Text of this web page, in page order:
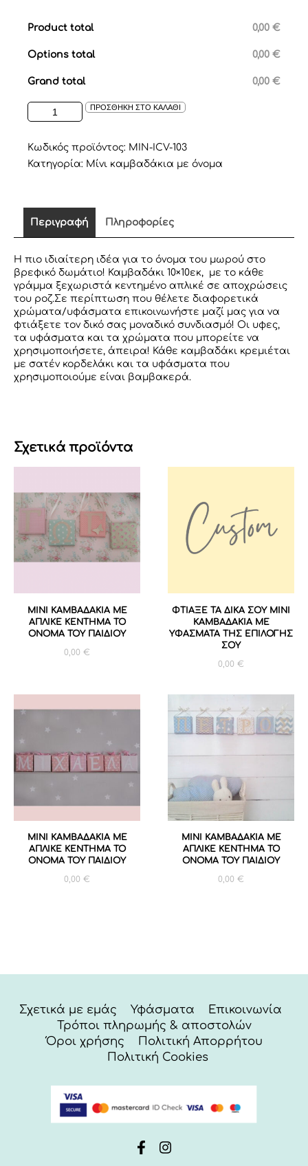
Product total 0,00 €
Options total 0,00 €
Grand total 0,00 €
ΜΙΝΙ
ΚΑΜΒΑΔΑΚΙΑ
ΑΠΛΙΚΕ
ΚΕΝΤΗΜΑ
ποσότητα
ΠΡΟΣΘΗΚΗ ΣΤΟ ΚΑΛΑΘΙ
Κωδικός προϊόντος: MIN-ICV-103
Κατηγορία: Μίνι καμβαδάκια με όνομα
Περιγραφή Πληροφορίες
Η πιο ιδιαίτερη ιδέα για το όνομα του μωρού στο
βρεφικό δωμάτιο! Καμβαδάκι 10×10εκ, με το κάθε
γράμμα ξεχωριστά κεντημένο απλικέ σε αποχρώσεις
του ροζ.Σε περίπτωση που θέλετε διαφορετικά
χρώματα/υφάσματα επικοινωνήστε μαζί μας για να
φτιάξετε τον δικό σας μοναδικό συνδιασμό! Οι υφες,
τα υφάσματα και τα χρώματα που μπορείτε να
χρησιμοποιήσετε, άπειρα! Κάθε καμβαδάκι κρεμιέται
με σατέν κορδελάκι και τα υφάσματα που
χρησιμοποιούμε είναι βαμβακερά.
Σχετικά προϊόντα
ΜΙΝΙ ΚΑΜΒΑΔΑΚΙΑ ΜΕ
ΑΠΛΙΚΕ ΚΕΝΤΗΜΑ ΤΟ
ΟΝΟΜΑ ΤΟΥ ΠΑΙΔΙΟΥ
0,00 €
ΦΤΙΑΞΕ ΤΑ ΔΙΚΑ ΣΟΥ ΜΙΝΙ
ΚΑΜΒΑΔΑΚΙΑ ΜΕ
ΥΦΑΣΜΑΤΑ ΤΗΣ ΕΠΙΛΟΓΗΣ
ΣΟΥ
0,00 €
ΜΙΝΙ ΚΑΜΒΑΔΑΚΙΑ ΜΕ
ΑΠΛΙΚΕ ΚΕΝΤΗΜΑ ΤΟ
ΟΝΟΜΑ ΤΟΥ ΠΑΙΔΙΟΥ
0,00 €
ΜΙΝΙ ΚΑΜΒΑΔΑΚΙΑ ΜΕ
ΑΠΛΙΚΕ ΚΕΝΤΗΜΑ ΤΟ
ΟΝΟΜΑ ΤΟΥ ΠΑΙΔΙΟΥ
0,00 €
Σχετικά με εμάς Υφάσματα
Επικοινωνία
Τρόποι πληρωμής & αποστολών
Όροι χρήσης
Πολιτική Απορρήτου
Πολιτική Cookies